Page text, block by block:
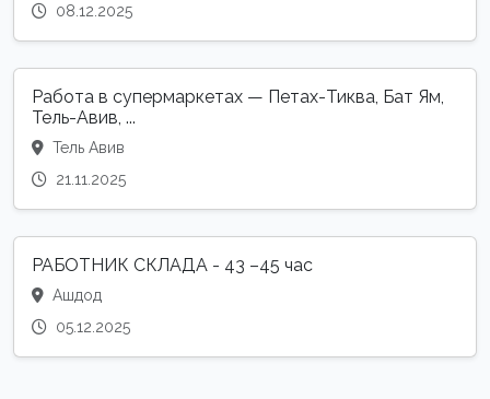
08.12.2025
Работа в супермаркетах — Петах-Тиква, Бат Ям,
Тель-Авив, ...
Тель Авив
21.11.2025
РАБОТНИК СКЛАДА - 43 –45 час
Ашдод
05.12.2025